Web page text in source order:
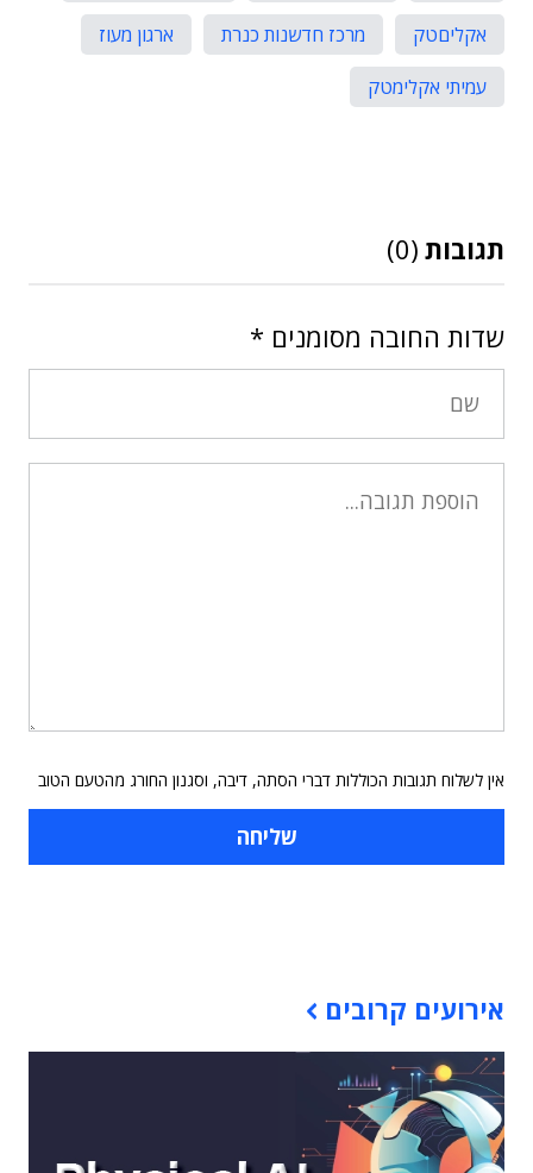
אקליםטק
מרכז חדשנות כנרת
ארגון מעוז
עמיתי אקלימטק
תגובות (0)
שדות החובה מסומנים *
אין לשלוח תגובות הכוללות דברי הסתה, דיבה, וסגנון החורג מהטעם הטוב
אירועים קרובים